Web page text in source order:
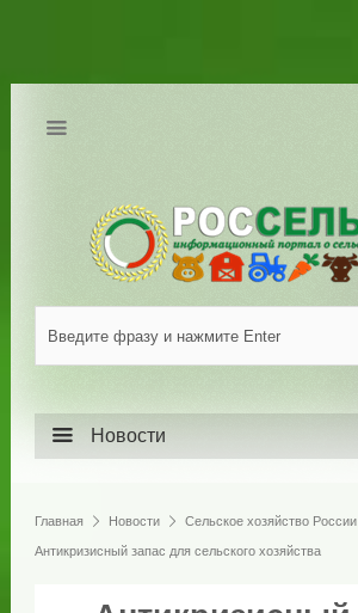
Новости
Главная Новости Сельское хозяйство России
Антикризисный запас для сельского хозяйства